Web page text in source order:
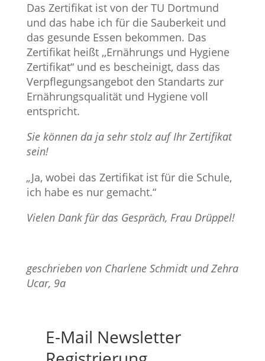
Das Zertifikat ist von der TU Dortmund
und das habe ich für die Sauberkeit und
das gesunde Essen bekommen. Das
Zertifikat heißt ,,Ernährungs und Hygiene
Zertifikat“ und es bescheinigt, dass das
Verpflegungsangebot den Standarts zur
Ernährungsqualität und Hygiene voll
entspricht.
Sie können da ja sehr stolz auf Ihr Zertifikat
sein!
„Ja, wobei das Zertifikat ist für die Schule,
ich habe es nur gemacht.“
Vielen Dank für das Gespräch, Frau Drüppel!
geschrieben von Charlene Schmidt und Zehra
Ucar, 9a
E-Mail Newsletter